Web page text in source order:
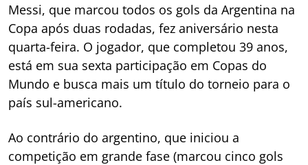
Messi, que marcou todos os gols da Argentina na
Copa após duas rodadas, fez aniversário nesta
quarta-feira. O jogador, que completou 39 anos,
está em sua sexta participação em Copas do
Mundo e busca mais um título do torneio para o
país sul-americano.
Ao contrário do argentino, que iniciou a
competição em grande fase (marcou cinco gols